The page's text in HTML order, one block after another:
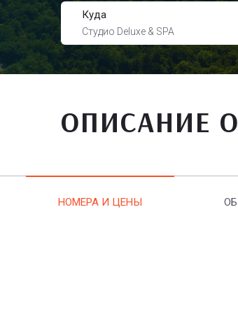
Куда
Студио Deluxe & SPA
ОПИСАНИЕ
НОМЕРА И ЦЕНЫ